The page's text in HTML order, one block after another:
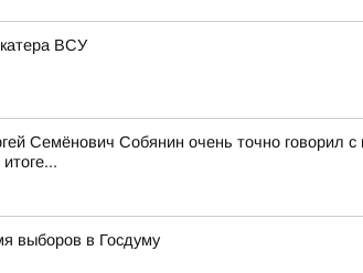
ВСУ
Семёнович Собянин очень точно говорил
выборов в Госдуму